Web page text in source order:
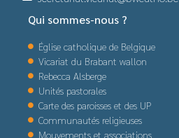
Qui sommes-nous ?
Église catholique de Belgique
Vicariat du Brabant wallon
Rebecca Alsberge
Unités pastorales
Carte des paroisses et des UP
Communautés religieuses
Mouvements et associations